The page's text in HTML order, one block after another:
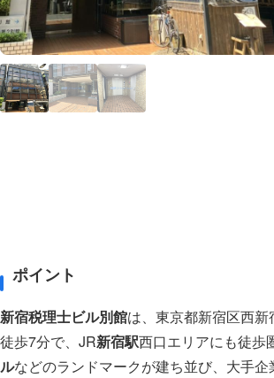
ポイント
新宿税理士ビル別館は、東京都新宿区西
徒歩7分で、JR新宿駅西口エリアにも徒歩
ルなどのランドマークが建ち並び、大手